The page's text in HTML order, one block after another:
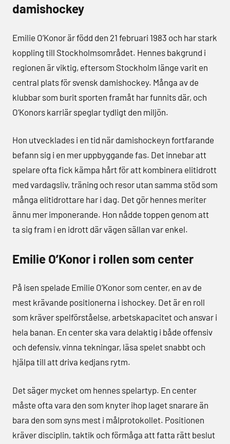
damishockey
Emilie O’Konor är född den 21 februari 1983 och har stark
koppling till Stockholmsområdet. Hennes bakgrund i
regionen är viktig, eftersom Stockholm länge varit en
central plats för svensk damishockey. Många av de
klubbar som burit sporten framåt har funnits där, och
O’Konors karriär speglar tydligt den miljön.
Hon utvecklades i en tid när damishockeyn fortfarande
befann sig i en mer uppbyggande fas. Det innebar att
spelare ofta fick kämpa hårt för att kombinera elitidrott
med vardagsliv, träning och resor utan samma stöd som
många elitidrottare har i dag. Det gör hennes meriter
ännu mer imponerande. Hon nådde toppen genom att
ta sig fram i en idrott där vägen sällan var enkel.
Emilie O’Konor i rollen som center
På isen spelade Emilie O’Konor som center, en av de
mest krävande positionerna i ishockey. Det är en roll
som kräver spelförståelse, arbetskapacitet och ansvar i
hela banan. En center ska vara delaktig i både offensiv
och defensiv, vinna tekningar, läsa spelet snabbt och
hjälpa till att driva kedjans rytm.
Det säger mycket om hennes spelartyp. En center
måste ofta vara den som knyter ihop laget snarare än
bara den som syns mest i målprotokollet. Positionen
kräver disciplin, taktik och förmåga att fatta rätt beslut